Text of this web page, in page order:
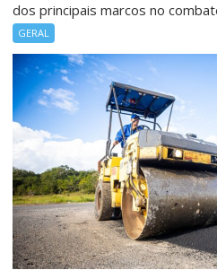
dos principais marcos no
GERAL